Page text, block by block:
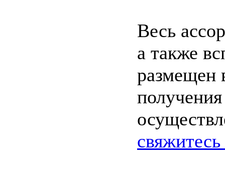
Весь
а также
размещен